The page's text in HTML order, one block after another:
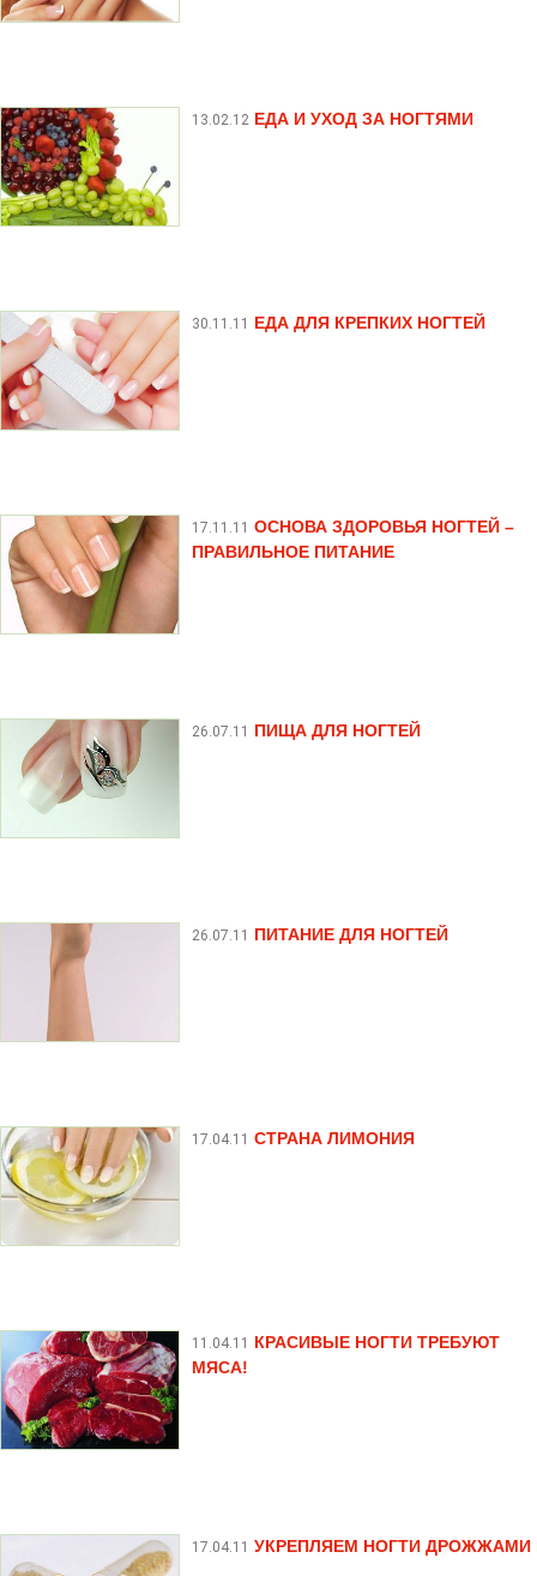
13.02.12 ЕДА И УХОД ЗА НОГТЯМИ
30.11.11 ЕДА ДЛЯ КРЕПКИХ НОГТЕЙ
17.11.11 ОСНОВА ЗДОРОВЬЯ НОГТЕЙ –
ПРАВИЛЬНОЕ ПИТАНИЕ
26.07.11 ПИЩА ДЛЯ НОГТЕЙ
26.07.11 ПИТАНИЕ ДЛЯ НОГТЕЙ
17.04.11 СТРАНА ЛИМОНИЯ
11.04.11 КРАСИВЫЕ НОГТИ ТРЕБУЮТ
МЯСА!
17.04.11 УКРЕПЛЯЕМ НОГТИ ДРОЖЖАМИ